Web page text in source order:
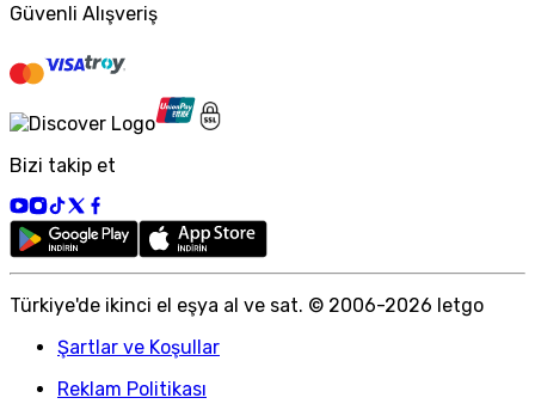
Güvenli Alışveriş
Bizi takip et
Türkiye'de ikinci el eşya al ve sat. © 2006-2026 letgo
Şartlar ve Koşullar
Reklam Politikası